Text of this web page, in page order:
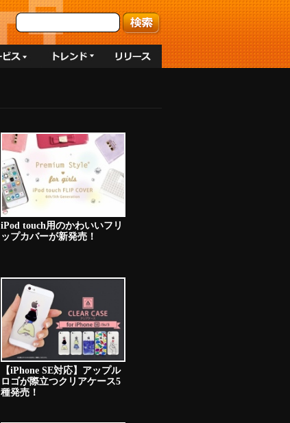
iPod touch用のかわいいフリ
ップカバーが新発売！
【iPhone SE対応】アップル
ロゴが際立つクリアケース5
種発売！